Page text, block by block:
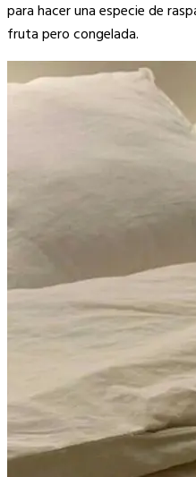
para hacer una especie de
fruta pero congelada.